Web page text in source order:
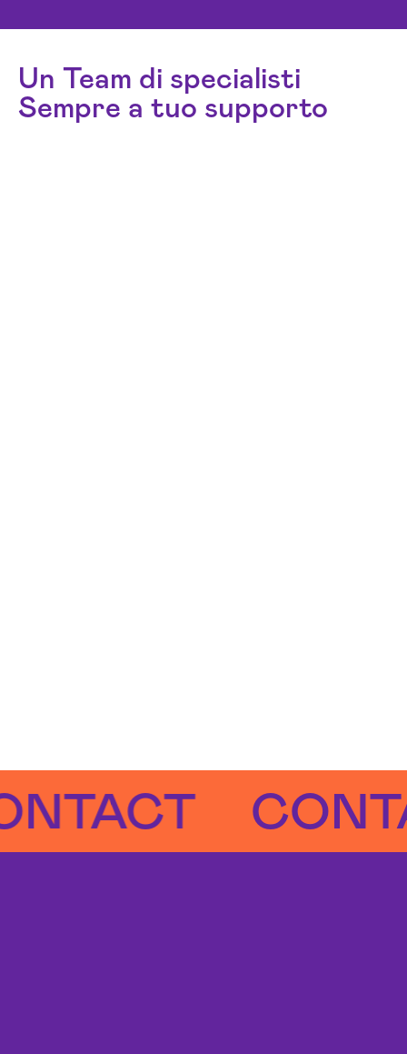
Un Team di specialisti
Sempre a tuo supporto